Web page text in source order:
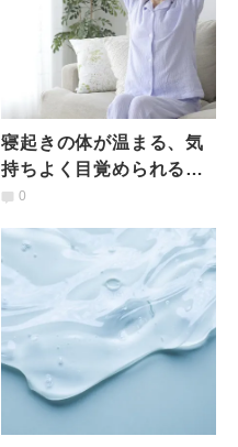
寝起きの体が温まる、気
持ちよく目覚められる！
ベッドの上でもできる呼
0